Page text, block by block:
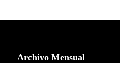
Archivo Mensual